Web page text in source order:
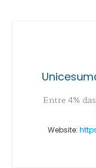
Entre 4%
Website: